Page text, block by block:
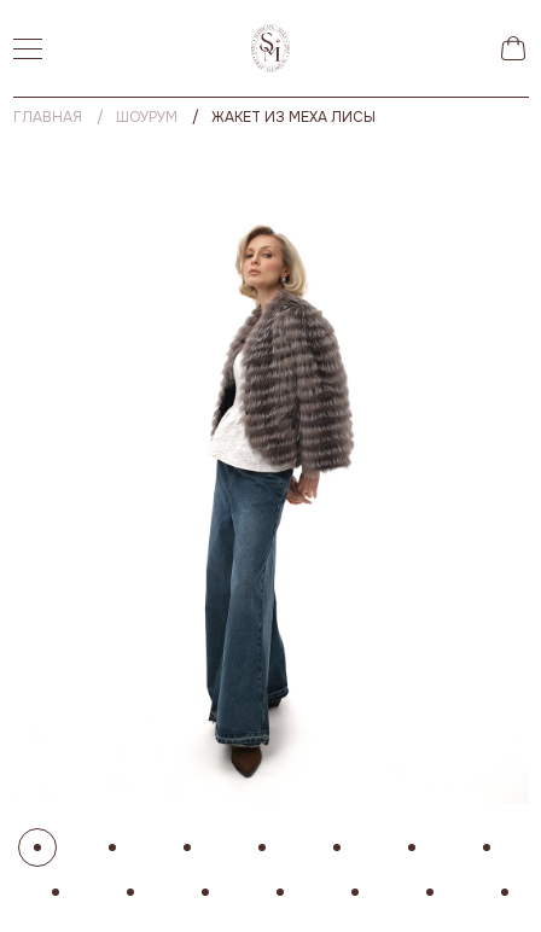
ГЛАВНАЯ ШОУРУМ ЖАКЕТ ИЗ МЕХА ЛИСЫ